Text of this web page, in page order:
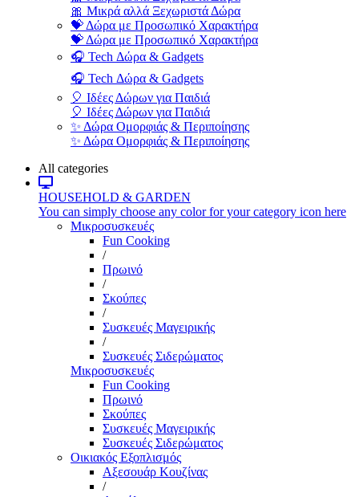
🎀 Μικρά αλλά Ξεχωριστά Δώρα
💝 Δώρα με Προσωπικό Χαρακτήρα
💝 Δώρα με Προσωπικό Χαρακτήρα
🎧 Tech Δώρα & Gadgets
🎧 Tech Δώρα & Gadgets
🎈 Ιδέες Δώρων για Παιδιά
🎈 Ιδέες Δώρων για Παιδιά
✨ Δώρα Ομορφιάς & Περιποίησης
✨ Δώρα Ομορφιάς & Περιποίησης
All categories
HOUSEHOLD & GARDEN
You can simply choose any color for your category icon here
Μικροσυσκευές
Fun Cooking
/
Πρωινό
/
Σκούπες
/
Συσκευές Μαγειρικής
/
Συσκευές Σιδερώματος
Μικροσυσκευές
Fun Cooking
Πρωινό
Σκούπες
Συσκευές Μαγειρικής
Συσκευές Σιδερώματος
Οικιακός Εξοπλισμός
Αξεσουάρ Κουζίνας
/